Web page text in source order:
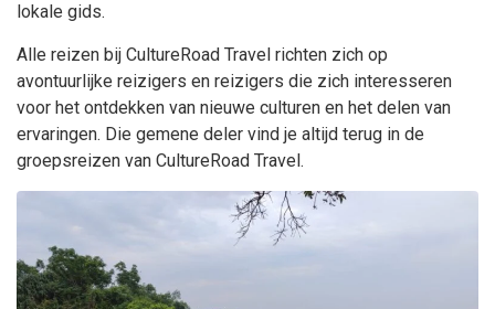
lokale gids.
Alle reizen bij CultureRoad Travel richten zich op
avontuurlijke reizigers en reizigers die zich interesseren
voor het ontdekken van nieuwe culturen en het delen van
ervaringen. Die gemene deler vind je altijd terug in de
groepsreizen van CultureRoad Travel.